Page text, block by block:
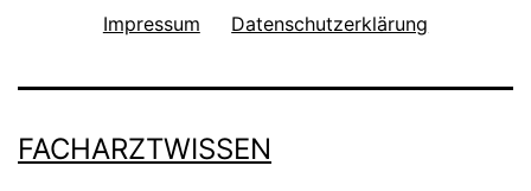
Impressum Datenschutzerklärung
FACHARZTWISSEN